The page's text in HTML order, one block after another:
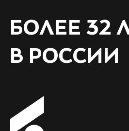
БОЛЕЕ 32
В РОССИИ